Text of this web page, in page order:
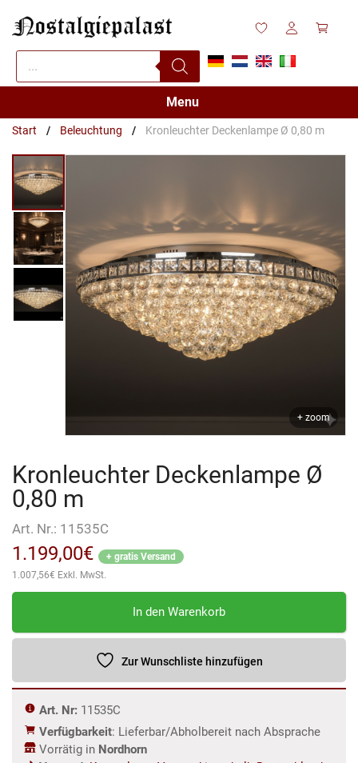
Inhalt
springen
Products
search
Menu
Start / Beleuchtung / Kronleuchter Deckenlampe Ø 0,80 m
+ zoom
Kronleuchter Deckenlampe Ø
0,80 m
Art. Nr.: 11535C
1.199,00€
+ gratis Versand
1.007,56€ Exkl. MwSt.
Kronleuchter
Ø
m
Menge
In den Warenkorb
Zur Wunschliste hinzufügen
Art. Nr: 11535C
Verfügbarkeit: Lieferbar/Abholbereit nach Absprache
Vorrätig in Nordhorn